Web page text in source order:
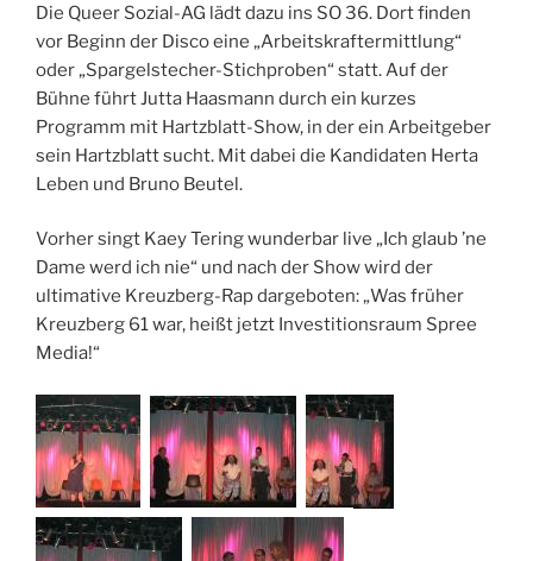
Die Queer Sozial-AG lädt dazu ins SO 36. Dort finden
vor Beginn der Disco eine „Arbeitskraftermittlung“
oder „Spargelstecher-Stichproben“ statt. Auf der
Bühne führt Jutta Haasmann durch ein kurzes
Programm mit Hartzblatt-Show, in der ein Arbeitgeber
sein Hartzblatt sucht. Mit dabei die Kandidaten Herta
Leben und Bruno Beutel.
Vorher singt Kaey Tering wunderbar live „Ich glaub ’ne
Dame werd ich nie“ und nach der Show wird der
ultimative Kreuzberg-Rap dargeboten: „Was früher
Kreuzberg 61 war, heißt jetzt Investitionsraum Spree
Media!“